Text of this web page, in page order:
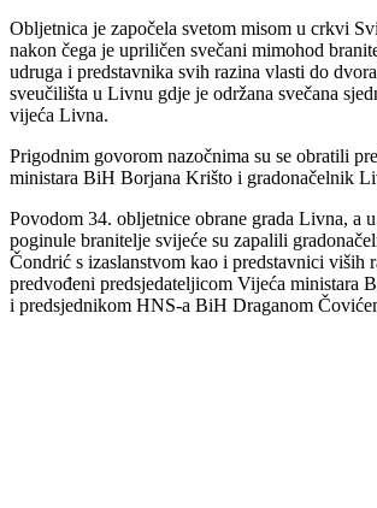
Obljetnica je započela svetom misom u crkvi
nakon čega je upriličen svečani mimohod
udruga i predstavnika svih razina vlasti do
sveučilišta u Livnu gdje je održana svečana
vijeća Livna.
Prigodnim govorom nazočnima su se obratili
ministara BiH Borjana Krišto i gradonačelnik
Povodom 34. obljetnice obrane grada Livna, a
poginule branitelje svijeće su zapalili
Čondrić s izaslanstvom kao i predstavnici viših
predvođeni predsjedateljicom Vijeća ministara
i predsjednikom HNS-a BiH Draganom